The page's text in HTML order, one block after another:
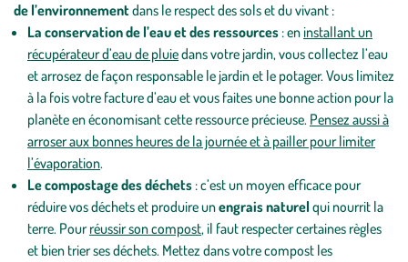
de l’environnementdans le respect des sols et du vivant :
La conservation de l’eau et des ressources : eninstallant un
récupérateur d’eau de pluiedans votre jardin, vous collectez l’eau
et arrosez de façon responsable le jardin et le potager. Vous limitez
à la fois votre facture d’eau et vous faites une bonne action pour la
planète en économisant cette ressource précieuse. Pensez aussi à
arroser aux bonnes heures de la journée et à pailler pour limiter
l’évaporation.
Le compostage des déchets : c’est un moyen efficace pour
réduire vos déchets et produire unengrais naturel qui nourrit la
terre. Pourréussir son compost, il faut respecter certaines règles
et bien trier ses déchets. Mettez dans votre compost les